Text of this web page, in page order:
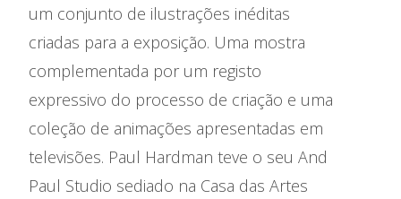
um conjunto de ilustrações inéditas
criadas para a exposição. Uma mostra
complementada por um registo
expressivo do processo de criação e uma
coleção de animações apresentadas em
televisões. Paul Hardman teve o seu And
Paul Studio sediado na Casa das Artes